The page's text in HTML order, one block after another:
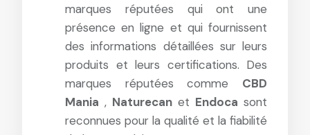
marques réputées qui ont une
présence en ligne et qui fournissent
des informations détaillées sur leurs
produits et leurs certifications. Des
marques réputées comme CBD
Mania , Naturecan et Endocasont
reconnues pour la qualité et la fiabilité